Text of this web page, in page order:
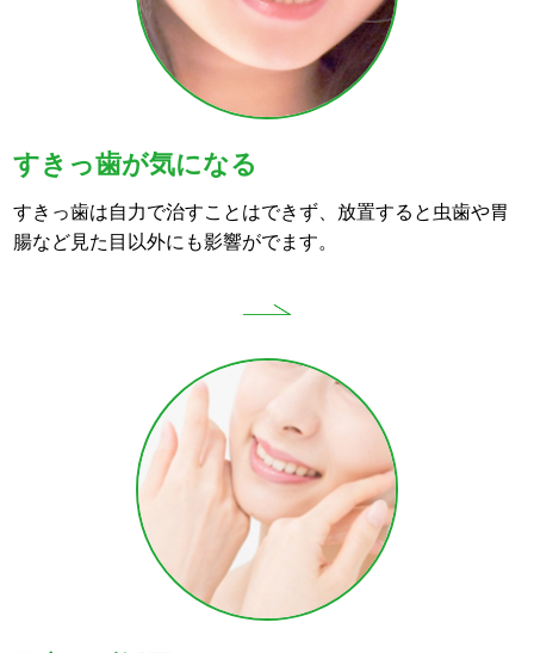
すきっ歯が気になる
すきっ歯は自力で治すことはできず、放置すると虫歯や胃
腸など見た目以外にも影響がでます。